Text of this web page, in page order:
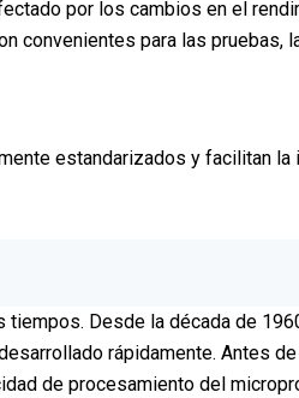
por los cambios en el
para las pruebas,
estandarizados y facilitan la
Desde la década de
rápidamente. Antes
de procesamiento del